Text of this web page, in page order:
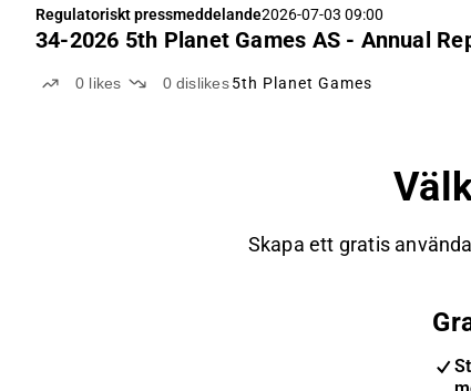
Regulatoriskt pressmeddelande2026-07-03 09:00
34-2026 5th Planet Games AS - Annual
0 likes 0 dislikes 5th Planet Games
Skapa ett gratis